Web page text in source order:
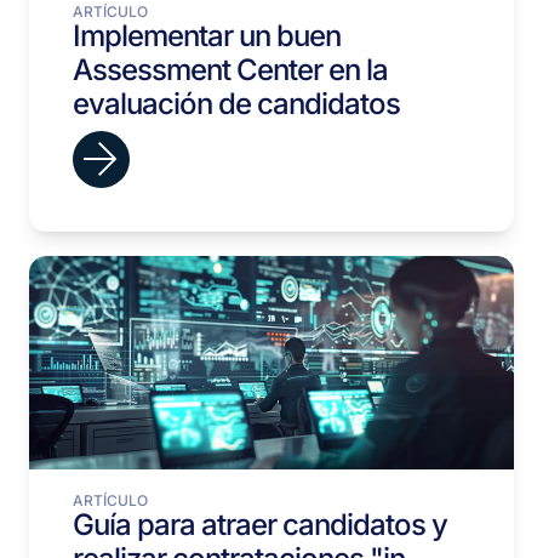
ARTÍCULO
Implementar un buen
Assessment Center en la
evaluación de candidatos
ARTÍCULO
Guía para atraer candidatos y